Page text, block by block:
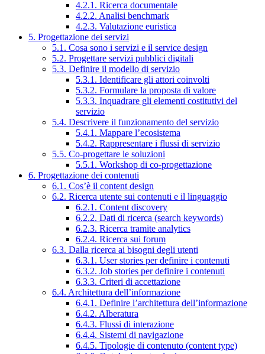
4.2.1. Ricerca documentale
4.2.2. Analisi benchmark
4.2.3. Valutazione euristica
5. Progettazione dei servizi
5.1. Cosa sono i servizi e il service design
5.2. Progettare servizi pubblici digitali
5.3. Definire il modello di servizio
5.3.1. Identificare gli attori coinvolti
5.3.2. Formulare la proposta di valore
5.3.3. Inquadrare gli elementi costitutivi del
servizio
5.4. Descrivere il funzionamento del servizio
5.4.1. Mappare l’ecosistema
5.4.2. Rappresentare i flussi di servizio
5.5. Co-progettare le soluzioni
5.5.1. Workshop di co-progettazione
6. Progettazione dei contenuti
6.1. Cos’è il content design
6.2. Ricerca utente sui contenuti e il linguaggio
6.2.1. Content discovery
6.2.2. Dati di ricerca (search keywords)
6.2.3. Ricerca tramite analytics
6.2.4. Ricerca sui forum
6.3. Dalla ricerca ai bisogni degli utenti
6.3.1. User stories per definire i contenuti
6.3.2. Job stories per definire i contenuti
6.3.3. Criteri di accettazione
6.4. Architettura dell’informazione
6.4.1. Definire l’architettura dell’informazione
6.4.2. Alberatura
6.4.3. Flussi di interazione
6.4.4. Sistemi di navigazione
6.4.5. Tipologie di contenuto (content type)